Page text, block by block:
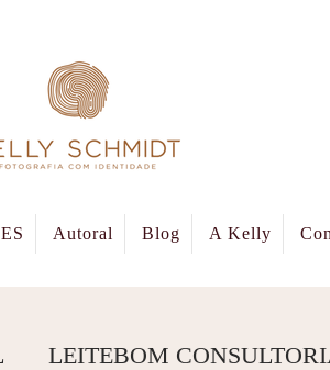
Autoral Blog A Kelly
LEITEBOM